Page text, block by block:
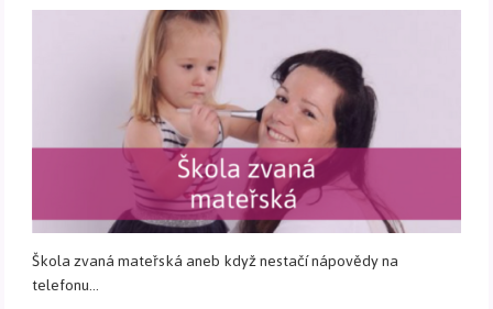
Škola zvaná mateřská aneb když nestačí nápovědy na
telefonu...